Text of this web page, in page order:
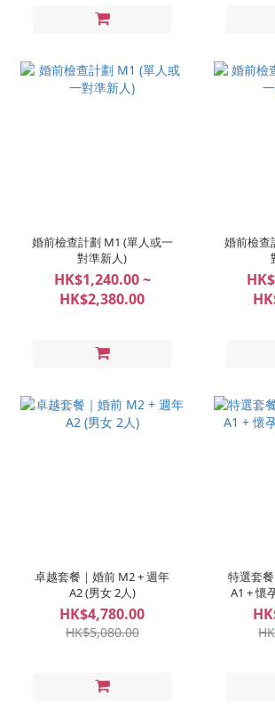
婚前檢查計劃 M1 (單人或一
對準新人)
HK$1,240.00 ~
HK$2,380.00
婚前檢查
卓越套餐｜婚前 M2 + 週年
A2 (男女 2人)
HK$4,780.00
HK$5,080.00
特選套
A1 + 懷